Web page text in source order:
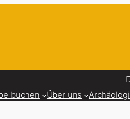
buchen Über uns